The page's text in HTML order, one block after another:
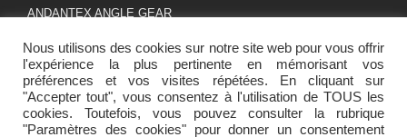
ANDANTEX ANGLE GEAR
A propos
Présentation du groupe
RGPD
Mentions légales
Nous utilisons des cookies sur notre site web pour vous offrir
l'expérience la plus pertinente en mémorisant vos
préférences et vos visites répétées. En cliquant sur
"Accepter tout", vous consentez à l'utilisation de TOUS les
cookies. Toutefois, vous pouvez consulter la rubrique
"Paramètres des cookies" pour donner un consentement